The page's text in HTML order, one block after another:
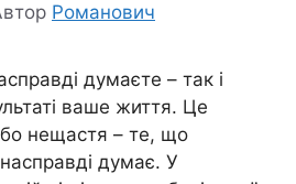
Романович
думаєте – так і
ваше життя. Це
нещастя – те, що
думає. У